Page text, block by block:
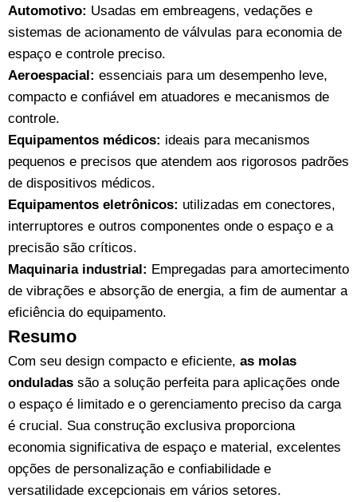
Automotivo: Usadas em embreagens, vedações e
sistemas de acionamento de válvulas para economia de
espaço e controle preciso.
Aeroespacial: essenciais para um desempenho leve,
compacto e confiável em atuadores e mecanismos de
controle.
Equipamentos médicos: ideais para mecanismos
pequenos e precisos que atendem aos rigorosos padrões
de dispositivos médicos.
Equipamentos eletrônicos: utilizadas em conectores,
interruptores e outros componentes onde o espaço e a
precisão são críticos.
Maquinaria industrial: Empregadas para amortecimento
de vibrações e absorção de energia, a fim de aumentar a
eficiência do equipamento.
Resumo
Com seu design compacto e eficiente, as molas
onduladas são a solução perfeita para aplicações onde
o espaço é limitado e o gerenciamento preciso da carga
é crucial. Sua construção exclusiva proporciona
economia significativa de espaço e material, excelentes
opções de personalização e confiabilidade e
versatilidade excepcionais em vários setores.